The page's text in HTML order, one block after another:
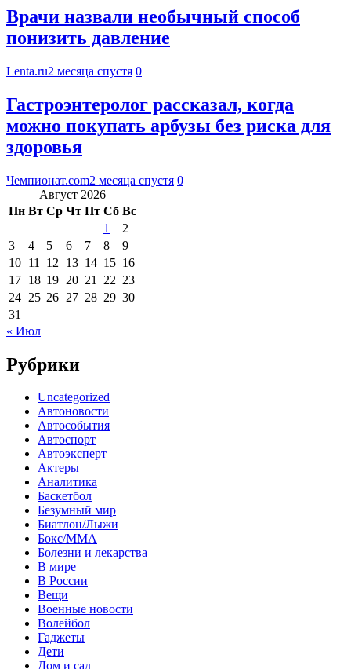
Врачи назвали необычный способ
понизить давление
Lenta.ru2 месяца спустя 0
Гастроэнтеролог рассказал, когда
можно покупать арбузы без риска для
здоровья
Чемпионат.com2 месяца спустя 0
Август 2026
Пн Вт Ср Чт Пт Сб Вс
1
2
3
4 5 6 7 8
9
10 11 12 13 14 15 16
17 18 19 20 21 22 23
24 25 26 27 28 29 30
31
« Июл
Рубрики
Uncategorized
Автоновости
Автособытия
Автоспорт
Автоэксперт
Актеры
Аналитика
Баскетбол
Безумный мир
Биатлон/Лыжи
Бокс/MMA
Болезни и лекарства
В мире
В России
Вещи
Военные новости
Волейбол
Гаджеты
Дети
Дом и сад